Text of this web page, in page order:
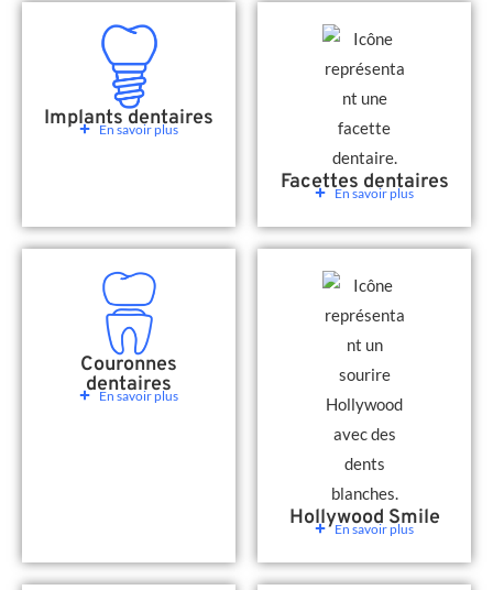
Implants dentaires
En savoir plus
Facettes dentaires
En savoir plus
Couronnes
dentaires
En savoir plus
Hollywood Smile
En savoir plus